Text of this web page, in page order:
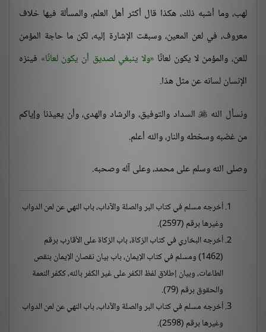
لهب، وما أشبه ذلك، هكذا قال أكثر أهل العلم، والمسألة فيها خلاف
معروف، في لعن المعين، وسبقت الإشارة إليه، لكن ما حاجة المؤمن
للعن، والمؤمن لا يكون لعانًا ولا ينبغي لصديق أن يكون لعانًا فينزه
الإنسان لسانه عن مثل هذا.
ونسأل الله السداد والتوفيق، والرشاد والهدى، وأن يعيذنا وإياكم
من غضبه وسخطه والنار، والله أعلم.
وصلى الله وسلم على محمد، وعلى آله وصحبه.
أخرجه مسلم في كتاب البر والصلة والآداب، باب النهي عن لعن الدواب
وغيرها برقم (2597).
أخرجه البخاري في كتاب الزكاة، باب الزكاة على الأقارب برقم
(1462) ومسلم في كتاب الإيمان، باب بيان نقصان الإيمان بنقص
الطاعات، وبيان إطلاق لفظ الكفر على غير الكفر بالله، ككفر النعمة
والحقوق برقم (79).
أخرجه مسلم في كتاب البر والصلة والآداب، باب النهي عن لعن الدواب
وغيرها برقم (2598).